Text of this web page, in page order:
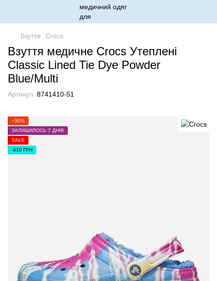
Взуття Crocs
Взуття медичне Crocs Утеплені
Classic Lined Tie Dye Powder
Blue/Multi
Артикул: 8741410-51
−30%
ЗАЛИШИЛОСЬ 7 ДНІВ
SALE
-810 ГРН